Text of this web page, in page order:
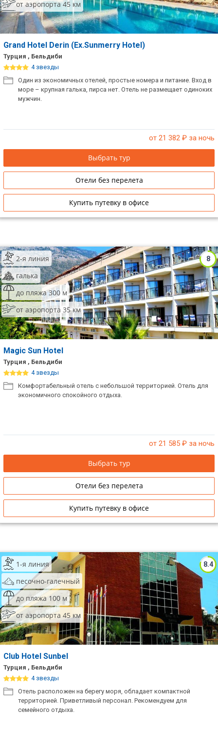
от аэропорта 45 км
Grand Hotel Derin (Ex.Sunmerry Hotel)
Турция , Бельдиби
4 звезды
Один из экономичных отелей, простые номера и питание. Вход в
море – крупная галька, пирса нет. Отель не размещает одиноких
мужчин.
от 21 382 ₽ за ночь
Выбрать тур
Отели без перелета
Купить путевку в офисе
8
2-я линия
галька
до пляжа 300 м
от аэропорта 35 км
Magic Sun Hotel
Турция , Бельдиби
4 звезды
Комфортабельный отель с небольшой территорией. Отель для
экономичного спокойного отдыха.
от 21 585 ₽ за ночь
Выбрать тур
Отели без перелета
Купить путевку в офисе
8.4
1-я линия
песочно-галечный
до пляжа 100 м
от аэропорта 45 км
Club Hotel Sunbel
Турция , Бельдиби
4 звезды
Отель расположен на берегу моря, обладает компактной
территорией. Приветливый персонал. Рекомендуем для
семейного отдыха.